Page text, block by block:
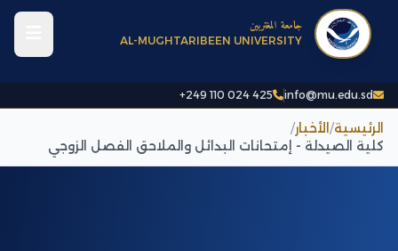
info@mu.edu.sd
+249 110 024 425
جامعة المغتربين
AL-MUGHTARIBEEN UNIVERSITY
الرئيسية/ الأخبار/
كلية الصيدلة - إمتحانات البدائل والملاحق الفصل الزوجي